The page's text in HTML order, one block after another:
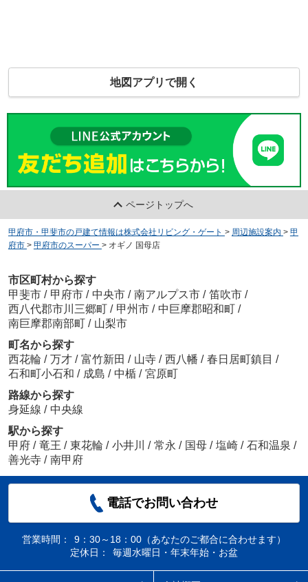
地図アプリで開く
ページトップへ
甲府市・甲斐市の戸建て情報は株式会社リビング・ゲート > 周辺施設案内 > 甲
府市 > 甲府市のスーパー > オギノ 国母店
市区町村から探す
甲斐市 / 甲府市 / 中央市 / 南アルプス市 / 笛吹市 /
西八代郡市川三郷町 / 甲州市 / 中巨摩郡昭和町 /
南巨摩郡南部町 / 山梨市
町名から探す
西花輪 / 万才 / 富竹新田 / 山寺 / 西八幡 / 春日居町鎮目 /
石和町小石和 / 成島 / 中楯 / 宮原町
路線から探す
身延線 / 中央線
駅から探す
甲府 / 竜王 / 東花輪 / 小井川 / 常永 / 国母 / 塩崎 / 石和温泉 /
善光寺 / 南甲府
電話でお問い合わせ
営業時間：
9：30～18：00（あなたのご都合に合わせます）
定休日：
毎週水曜日・年末年始・お盆